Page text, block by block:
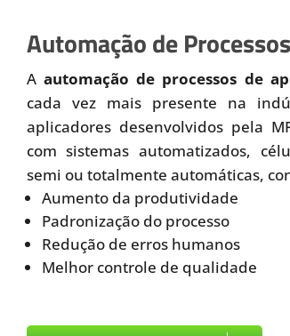
Automação de
A automação de processos de
cada vez mais presente na
aplicadores desenvolvidos pela
com sistemas automatizados,
semi ou totalmente automáticas,
Aumento da produtividade
Padronização do processo
Redução de erros humanos
Melhor controle de qualidade